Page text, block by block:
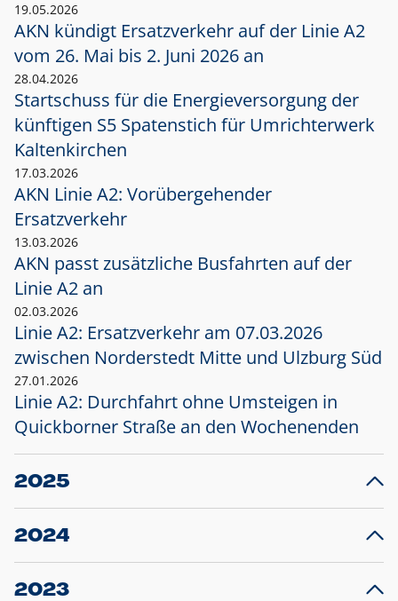
19.05.2026
AKN kündigt Ersatzverkehr auf der Linie A2
vom 26. Mai bis 2. Juni 2026 an
28.04.2026
Startschuss für die Energieversorgung der
künftigen S5 Spatenstich für Umrichterwerk
Kaltenkirchen
17.03.2026
AKN Linie A2: Vorübergehender
Ersatzverkehr
13.03.2026
AKN passt zusätzliche Busfahrten auf der
Linie A2 an
02.03.2026
Linie A2: Ersatzverkehr am 07.03.2026
zwischen Norderstedt Mitte und Ulzburg Süd
27.01.2026
Linie A2: Durchfahrt ohne Umsteigen in
Quickborner Straße an den Wochenenden
2025
23.12.2025
Projekt S5: Start der Bauarbeiten am
2024
10.12.2024
Großprojekt S5: Sperrung der Bahnstraße in
2023